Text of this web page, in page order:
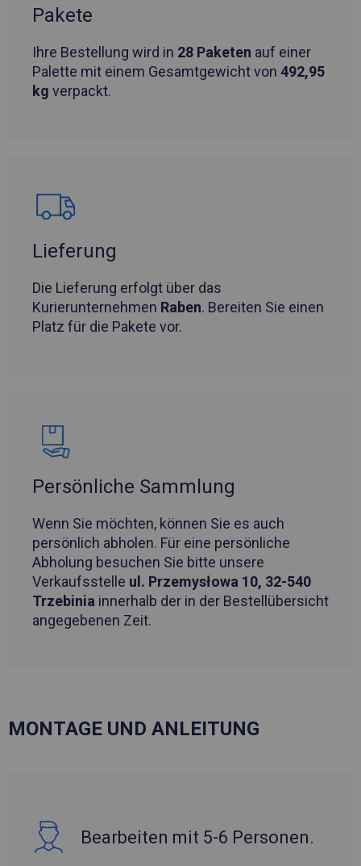
Pakete
Ihre Bestellung wird in 28 Paketen auf einer
Palette mit einem Gesamtgewicht von 492,95
kg verpackt.
Lieferung
Die Lieferung erfolgt über das
Kurierunternehmen Raben. Bereiten Sie einen
Platz für die Pakete vor.
Persönliche Sammlung
Wenn Sie möchten, können Sie es auch
persönlich abholen. Für eine persönliche
Abholung besuchen Sie bitte unsere
Verkaufsstelle ul. Przemysłowa 10, 32-540
Trzebinia innerhalb der in der Bestellübersicht
angegebenen Zeit.
MONTAGE UND ANLEITUNG
Bearbeiten mit 5-6 Personen.